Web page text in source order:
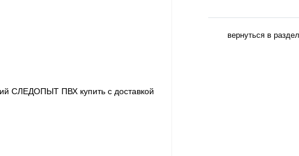
вернуться в